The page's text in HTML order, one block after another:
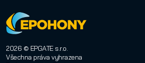
2026 © EPGATE s.r.o.
Všechna práva vyhrazena